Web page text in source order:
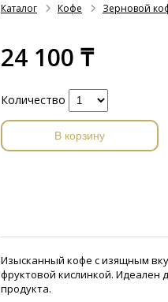
Каталог Кофе Зерновой
24 100 ₸
Количество
В корзину
Изысканный кофе с изящным
фруктовой кислинкой. Идеален
продукта.